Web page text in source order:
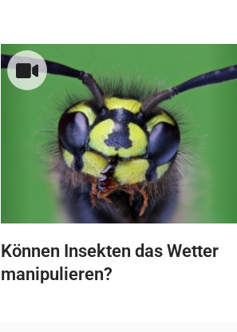
Können Insekten das Wetter
manipulieren?